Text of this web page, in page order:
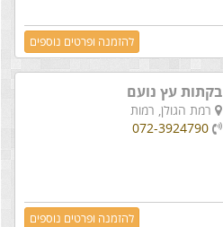
להזמנה ופרטים נוספים
בקתות עץ נועם
רמת הגולן, רמות
072-3924790
להזמנה ופרטים נוספים